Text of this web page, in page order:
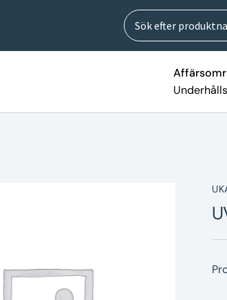
Sök
efter:
Sök